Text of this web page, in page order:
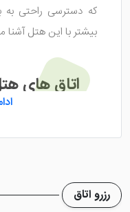
که دسترسی راحتی به
بیشتر با این هتل
اتاق های
راحت را برای شما
رزرو اتاق